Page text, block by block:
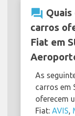
question_answer
carros
Fiat em
As
carros em
oferecem
Fiat: AVIS,